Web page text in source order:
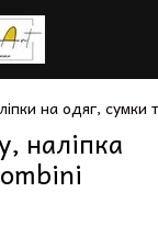
на одяг, сумки
наліпка